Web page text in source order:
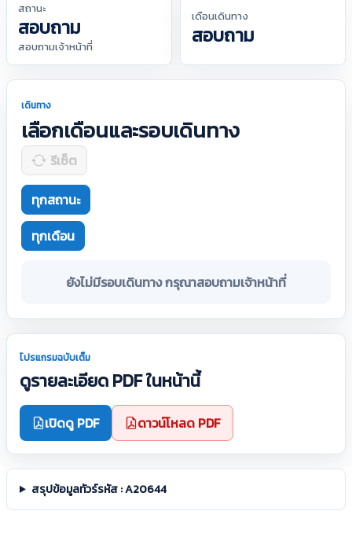
สถานะ
สอบถาม
สอบถามเจ้าหน้าที่
เดือนเดินทาง
สอบถาม
เดินทาง
เลือกเดือนและรอบเดินทาง
รีเซ็ต
ทุกสถานะ
ทุกเดือน
ยังไม่มีรอบเดินทาง กรุณาสอบถามเจ้าหน้าที่
โปรแกรมฉบับเต็ม
ดูรายละเอียด PDF ในหน้านี้
เปิดดู PDF ดาวน์โหลด PDF
สรุปข้อมูลทัวร์รหัส : A20644